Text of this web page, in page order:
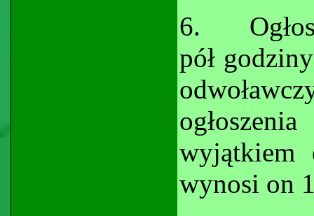
6.
pół
wyjątkiem
wynosi on